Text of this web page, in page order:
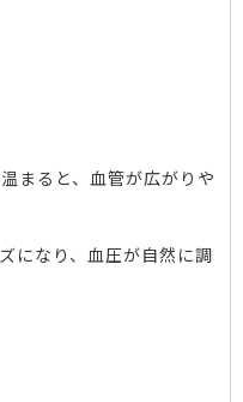
まると、血管が広がりや
になり、血圧が自然に調